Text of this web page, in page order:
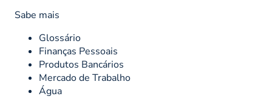
Sabe mais
Glossário
Finanças Pessoais
Produtos Bancários
Mercado de Trabalho
Água